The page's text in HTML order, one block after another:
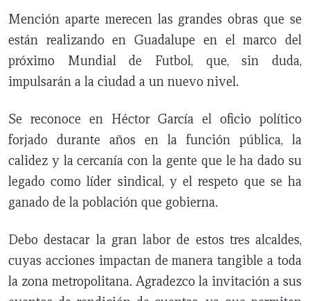
Mención aparte merecen las grandes obras que se
están realizando en Guadalupe en el marco del
próximo Mundial de Futbol, que, sin duda,
impulsarán a la ciudad a un nuevo nivel.
Se reconoce en Héctor García el oficio político
forjado durante años en la función pública, la
calidez y la cercanía con la gente que le ha dado su
legado como líder sindical, y el respeto que se ha
ganado de la población que gobierna.
Debo destacar la gran labor de estos tres alcaldes,
cuyas acciones impactan de manera tangible a toda
la zona metropolitana. Agradezco la invitación a sus